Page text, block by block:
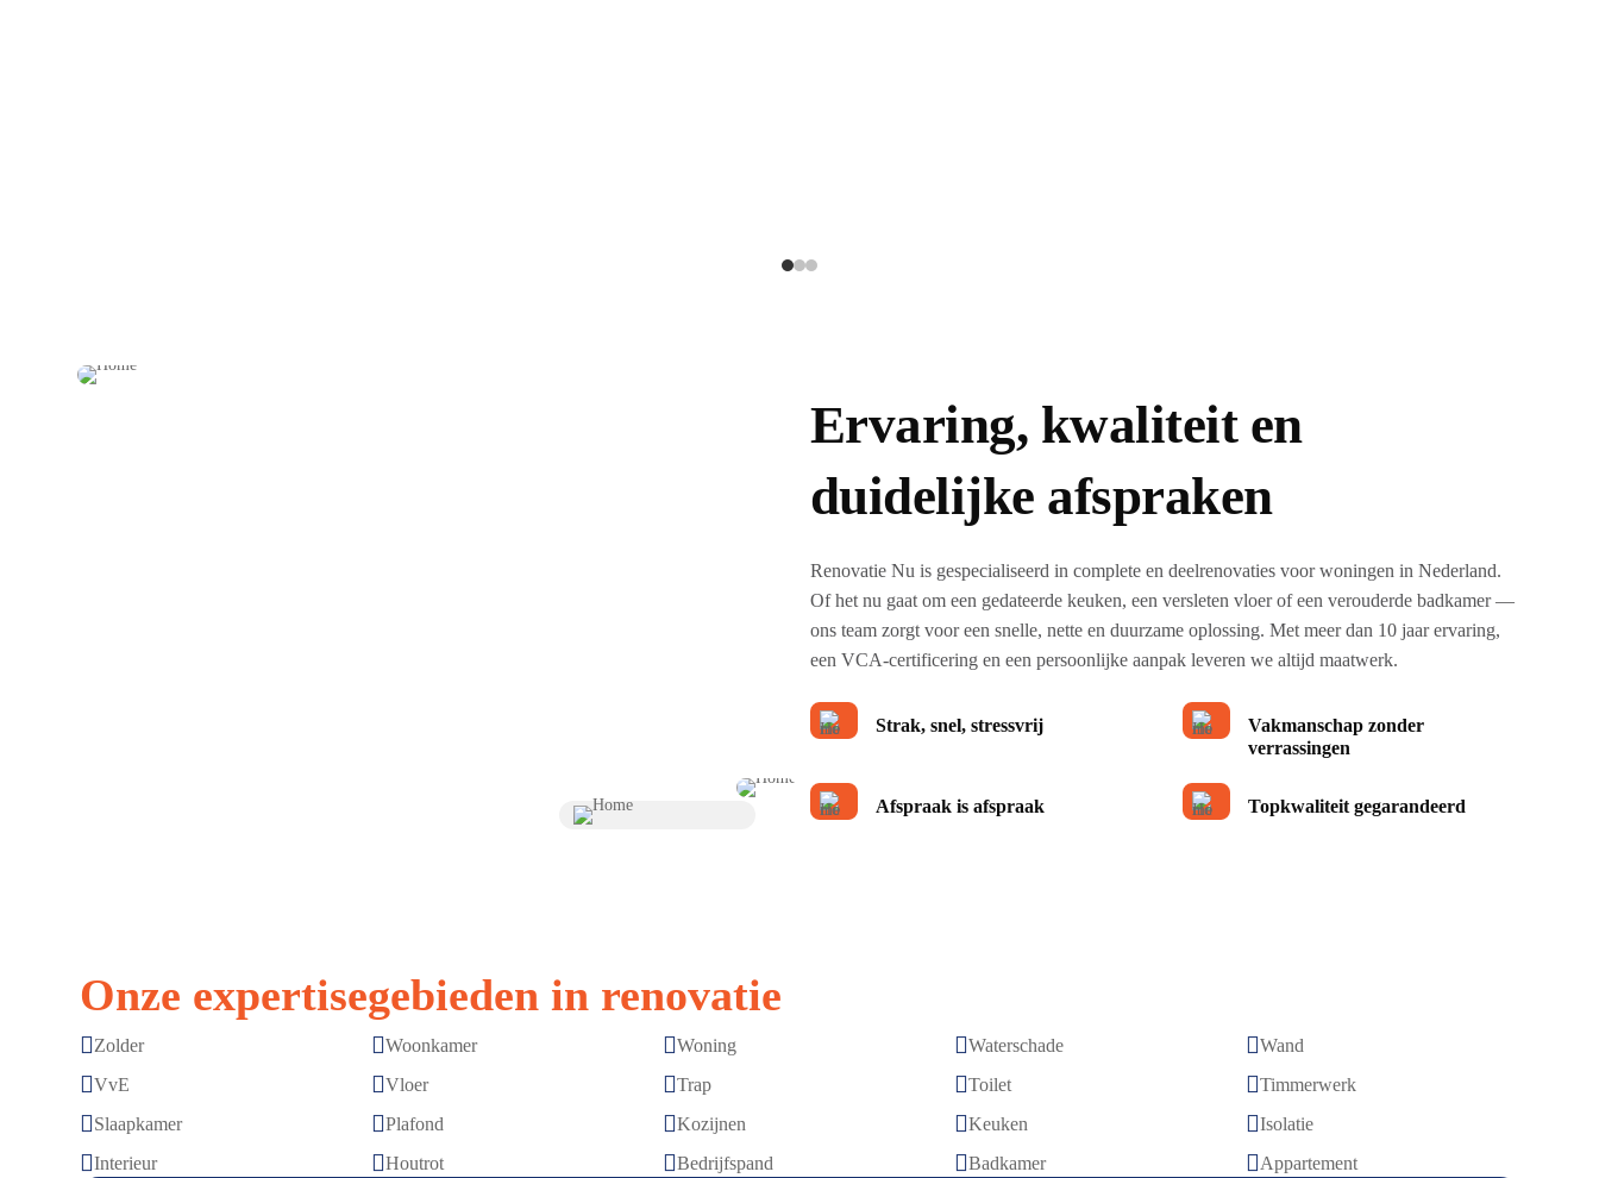
Ervaring, kwaliteit en
duidelijke afspraken
Renovatie Nu is gespecialiseerd in complete en deelrenovaties voor woningen in Nederland.
Of het nu gaat om een gedateerde keuken, een versleten vloer of een verouderde badkamer —
ons team zorgt voor een snelle, nette en duurzame oplossing. Met meer dan 10 jaar ervaring,
een VCA-certificering en een persoonlijke aanpak leveren we altijd maatwerk.
Strak, snel, stressvrij
Vakmanschap zonder
verrassingen
Afspraak is afspraak Topkwaliteit gegarandeerd
Onze expertisegebieden in renovatie
Zolder Woonkamer Woning Waterschade Wand
VvE Vloer Trap Toilet Timmerwerk
Slaapkamer Plafond Kozijnen Keuken Isolatie
Interieur Houtrot Bedrijfspand Badkamer Appartement